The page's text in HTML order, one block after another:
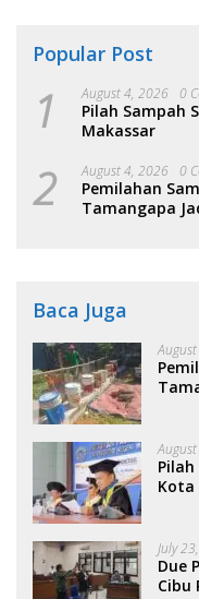
Popular Post
1 August 4, 2026 0
Pilah Sampah
Makassar
2 August 4, 2026 0
Pemilahan
Tamangapa
Baca Juga
Kota
July
Due
Cibu